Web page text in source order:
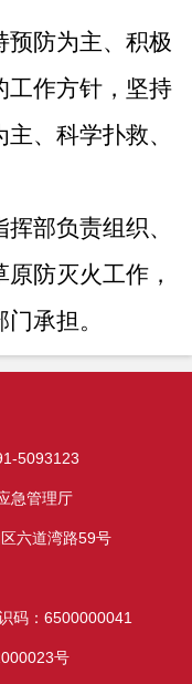
预防为主、积极
工作方针，坚持
、科学扑救、
部负责组织、
防灭火工作，
承担。
际需要建立的森
森林草原防灭
府应急管理部
门按照职责分
5093123
急管理厅
六道湾路59号
码：6500000041
号